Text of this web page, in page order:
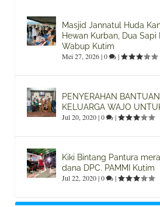
Masjid Jannatul Huda
Hewan Kurban, Dua
Wabup Kutim
Mei 27, 2026|0 |
PENYERAHAN
KELUARGA WAJO
Jul 20, 2020|0 |
Kiki Bintang Pantura
dana DPC. PAMMI Kutim
Jul 22, 2020|0 |